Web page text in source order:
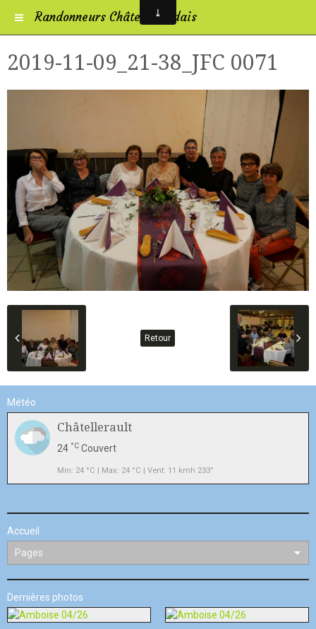
Randonneurs Châtelleraudais
2019-11-09_21-38_JFC 0071
Retour
Météo
Châtellerault
24 °C Couvert
Min: 24 °C | Max: 24 °C | Vent: 11 kmh 233°
Accueil
Dernières photos